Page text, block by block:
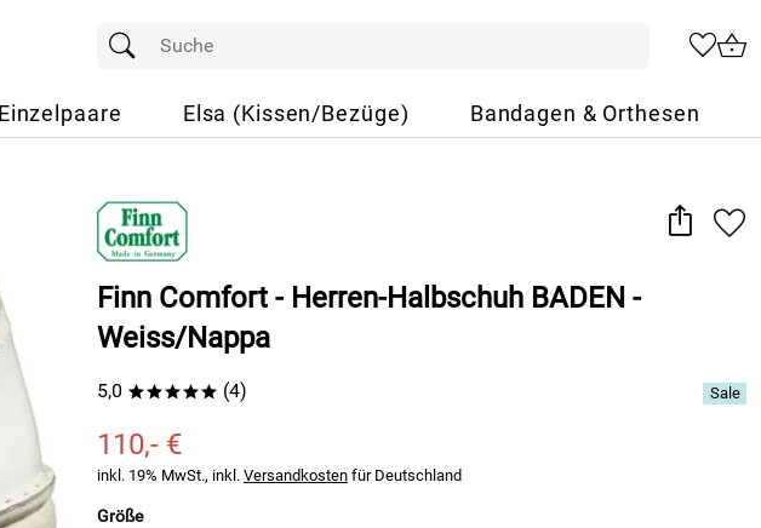
Einzelpaare Elsa (Kissen/Bezüge) Bandagen & Orthesen
Finn Comfort - Herren-Halbschuh BADEN -
Weiss/Nappa
5,0 ***** (4)
110,- €
inkl. 19% MwSt., inkl. Versandkosten für Deutschland
Größe